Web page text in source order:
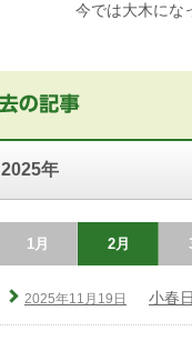
今では大木にな
2025年
1月 2月
2025年11月19日 小春